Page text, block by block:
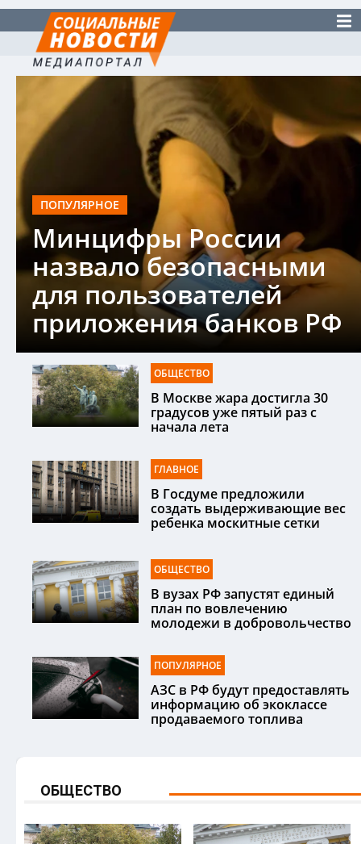
ПОПУЛЯРНОЕ
Минцифры России
назвало безопасными
для пользователей
приложения банков РФ
ОБЩЕСТВО
В Москве жара достигла 30
градусов уже пятый раз с
начала лета
ГЛАВНОЕ
В Госдуме предложили
создать выдерживающие вес
ребенка москитные сетки
ОБЩЕСТВО
В вузах РФ запустят единый
план по вовлечению
молодежи в добровольчество
ПОПУЛЯРНОЕ
АЗС в РФ будут предоставлять
информацию об экоклассе
продаваемого топлива
ОБЩЕСТВО